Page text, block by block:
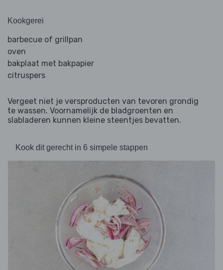
Kookgerei
barbecue of grillpan
oven
bakplaat met bakpapier
citruspers
Vergeet niet je versproducten van tevoren grondig
te wassen. Voornamelijk de bladgroenten en
slabladeren kunnen kleine steentjes bevatten.
Kook dit gerecht in 6 simpele stappen